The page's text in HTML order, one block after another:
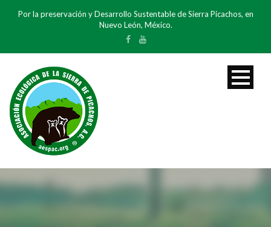
Por la preservación y Desarrollo Sustentable de Sierra Picachos, en
Nuevo León, México.